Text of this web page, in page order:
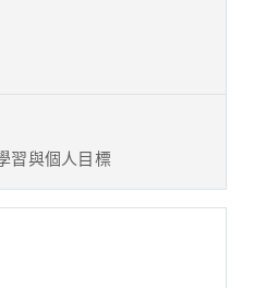
習與個人目標